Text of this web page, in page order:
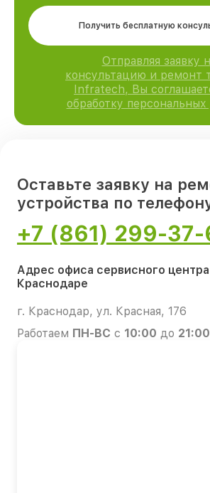
Получить бесплатную
Отправляя заявку
консультацию и ремонт
Infratech, Вы
обработку
Оставьте заявку на
устройства по
+7 (861) 299-37-
Адрес офиса сервисного
Краснодаре
г. Краснодар, ул. Красная, 176
Работаем ПН-ВС с 10:00 до 21:00